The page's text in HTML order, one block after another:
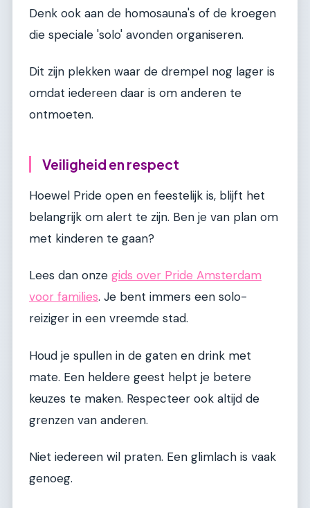
Denk ook aan de homosauna's of de kroegen
die speciale 'solo' avonden organiseren.
Dit zijn plekken waar de drempel nog lager is
omdat iedereen daar is om anderen te
ontmoeten.
Veiligheid en respect
Hoewel Pride open en feestelijk is, blijft het
belangrijk om alert te zijn. Ben je van plan om
met kinderen te gaan?
Lees dan onze gids over Pride Amsterdam
voor families. Je bent immers een solo-
reiziger in een vreemde stad.
Houd je spullen in de gaten en drink met
mate. Een heldere geest helpt je betere
keuzes te maken. Respecteer ook altijd de
grenzen van anderen.
Niet iedereen wil praten. Een glimlach is vaak
genoeg.